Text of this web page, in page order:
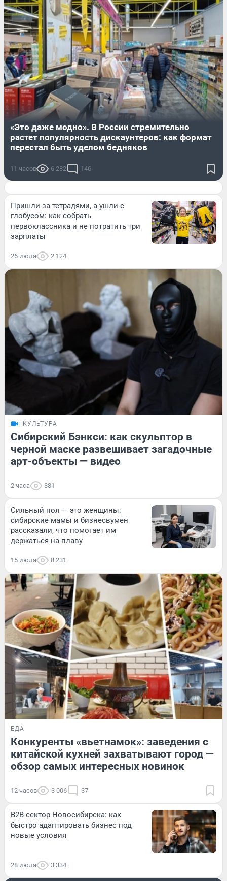
«Это даже модно». В России стремительно
растет популярность дискаунтеров: как формат
перестал быть уделом бедняков
11 часов 6 282 146
Пришли за тетрадями, а ушли с
глобусом: как собрать
первоклассника и не потратить три
зарплаты
26 июля 2 124
КУЛЬТУРА
Сибирский Бэнкси: как скульптор в
черной маске развешивает загадочные
арт-объекты — видео
2 часа 381
Сильный пол — это женщины:
сибирские мамы и бизнесвумен
рассказали, что помогает им
держаться на плаву
15 июля 8 231
ЕДА
Конкуренты «вьетнамок»: заведения с
китайской кухней захватывают город —
обзор самых интересных новинок
12 часов 3 006 37
B2B-сектор Новосибирска: как
быстро адаптировать бизнес под
новые условия
28 июля 3 334
РАЗВЛЕЧЕНИЯ